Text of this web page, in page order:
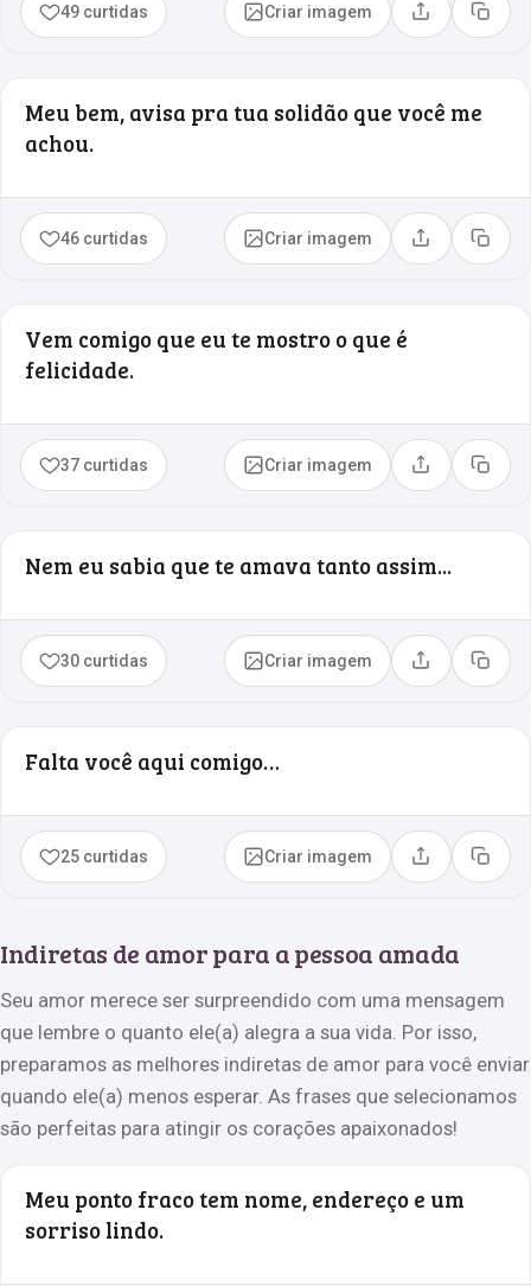
49 curtidas Criar imagem Compartilhar
Copiar
Meu bem, avisa pra tua solidão que você me
achou.
46 curtidas Criar imagem Compartilhar
Copiar
Vem comigo que eu te mostro o que é
felicidade.
37 curtidas Criar imagem Compartilhar
Copiar
Nem eu sabia que te amava tanto assim...
30 curtidas Criar imagem Compartilhar
Copiar
Falta você aqui comigo…
25 curtidas Criar imagem Compartilhar
Copiar
Indiretas de amor para a pessoa amada
Seu amor merece ser surpreendido com uma mensagem
que lembre o quanto ele(a) alegra a sua vida. Por isso,
preparamos as melhores indiretas de amor para você enviar
quando ele(a) menos esperar. As frases que selecionamos
são perfeitas para atingir os corações apaixonados!
Meu ponto fraco tem nome, endereço e um
sorriso lindo.